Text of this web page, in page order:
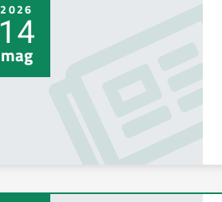
2026
14
mag